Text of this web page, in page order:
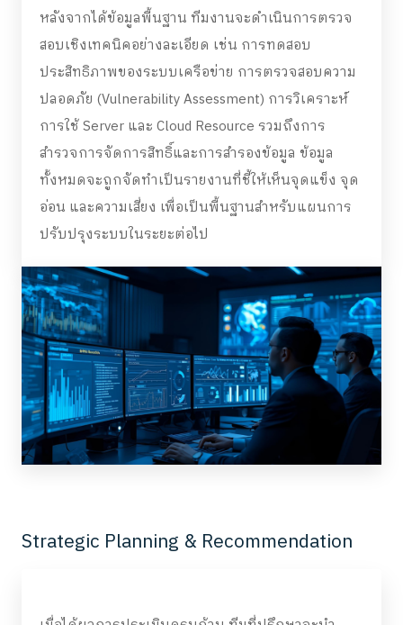
หลังจากได้ข้อมูลพื้นฐาน ทีมงานจะดำเนินการตรวจ
สอบเชิงเทคนิคอย่างละเอียด เช่น การทดสอบ
ประสิทธิภาพของระบบเครือข่าย การตรวจสอบความ
ปลอดภัย (Vulnerability Assessment) การวิเคราะห์
การใช้ Server และ Cloud Resource รวมถึงการ
สำรวจการจัดการสิทธิ์และการสำรองข้อมูล ข้อมูล
ทั้งหมดจะถูกจัดทำเป็นรายงานที่ชี้ให้เห็นจุดแข็ง จุด
อ่อน และความเสี่ยง เพื่อเป็นพื้นฐานสำหรับแผนการ
ปรับปรุงระบบในระยะต่อไป
Strategic Planning & Recommendation